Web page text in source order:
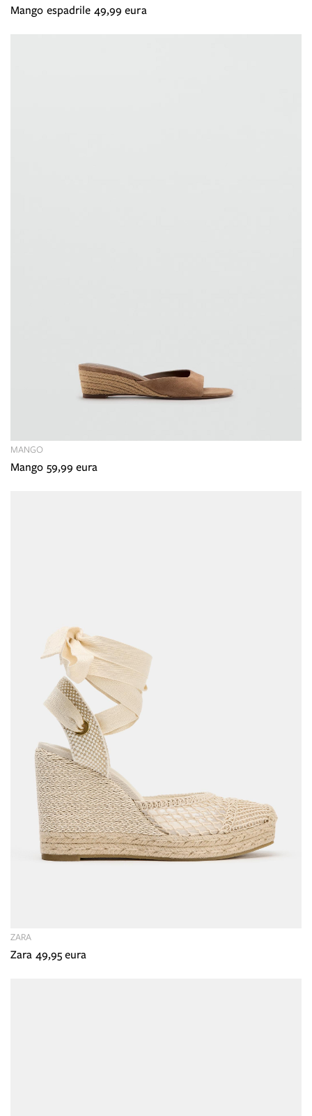
Mango espadrile 49,99 eura
Mango 59,99 eura
MANGO
Zara 49,95 eura
ZARA